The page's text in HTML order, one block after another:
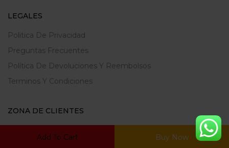
Add To Cart Buy Now
LEGALES
Politica De Privacidad
Preguntas Frecuentes
Política De Devoluciones Y Reembolsos
Terminos Y Condiciones
ZONA DE CLIENTES